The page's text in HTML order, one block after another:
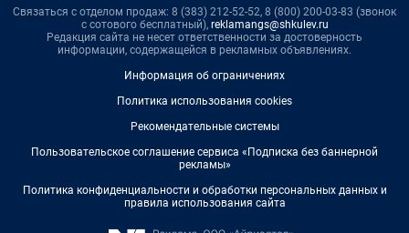
Связаться с отделом продаж: 8 (383) 212-52-52, 8 (800) 200-03-83 (звонок
с сотового бесплатный), reklamangs@shkulev.ru
Редакция сайта не несет ответственности за достоверность
информации, содержащейся в рекламных объявлениях.
Информация об ограничениях
Политика использования cookies
Рекомендательные системы
Пользовательское соглашение сервиса «Подписка без баннерной
рекламы»
Политика конфиденциальности и обработки персональных данных и
правила использования сайта